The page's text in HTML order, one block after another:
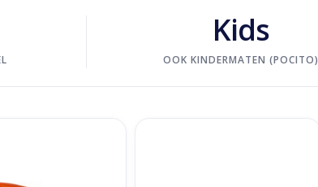
Kids
OOK KINDERMATEN (POCITO)